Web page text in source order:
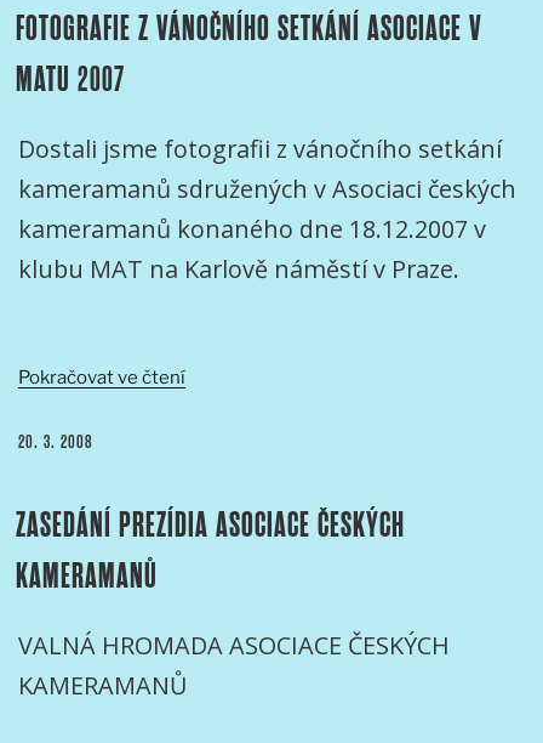
KAMERAMANA
FOTOGRAFIE Z VÁNOČNÍHO SETKÁNÍ ASOCIACE V
MATU 2007
Dostali jsme fotografii z vánočního setkání
kameramanů sdružených v Asociaci českých
kameramanů konaného dne 18.12.2007 v
klubu MAT na Karlově náměstí v Praze.
Pokračovat ve čtení„FOTOGRAFIE
V
PUBLIKOVÁNO
20. 3. 2008
ZASEDÁNÍ PREZÍDIA ASOCIACE ČESKÝCH
KAMERAMANŮ
VALNÁ HROMADA ASOCIACE ČESKÝCH
KAMERAMANŮ